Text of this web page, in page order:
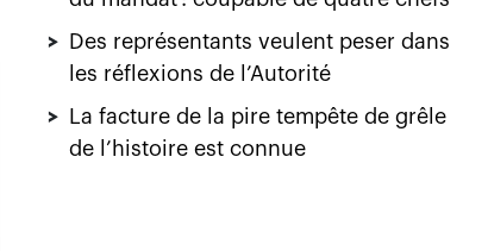
>
Des représentants veulent peser dans
les réflexions de l’Autorité
>
La facture de la pire tempête de grêle
de l’histoire est connue